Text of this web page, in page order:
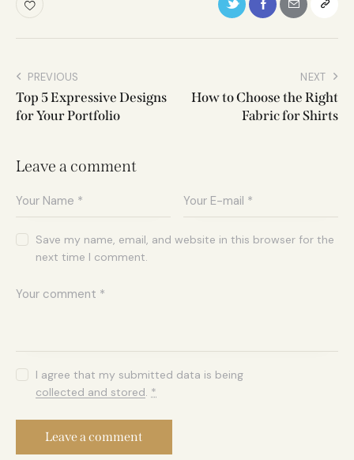
PREVIOUS
Top 5 Expressive Designs
for Your Portfolio
NEXT
How to Choose the Right
Fabric for Shirts
Leave a comment
Save my name, email, and website in this browser for the
next time I comment.
I agree that my submitted data is being
collected and stored. *